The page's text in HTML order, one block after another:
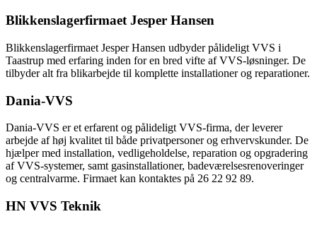
Blikkenslagerfirmaet Jesper Hansen
Blikkenslagerfirmaet Jesper Hansen udbyder pålideligt VVS i
Taastrup med erfaring inden for en bred vifte af VVS-løsninger. De
tilbyder alt fra blikarbejde til komplette installationer og reparationer.
Dania-VVS
Dania-VVS er et erfarent og pålideligt VVS-firma, der leverer
arbejde af høj kvalitet til både privatpersoner og erhvervskunder. De
hjælper med installation, vedligeholdelse, reparation og opgradering
af VVS-systemer, samt gasinstallationer, badeværelsesrenoveringer
og centralvarme. Firmaet kan kontaktes på 26 22 92 89.
HN VVS Teknik